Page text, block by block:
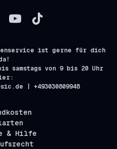
ist gerne für dich
samstags von 9 bis 20 Uhr
| +493030809948
& Hilfe